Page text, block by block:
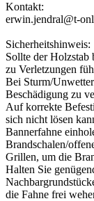
Kontakt:
erwin.jendral@t-
Sicherheitshinweis:
Sollte der Holzstab
zu Verletzungen
Bei Sturm/
Beschädigung zu
Auf korrekte
sich nicht lösen
Bannerfahne
Brandschalen/
Grillen, um die
Halten Sie
die Fahne frei